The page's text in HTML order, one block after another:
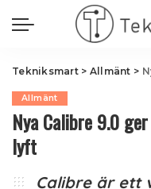
Tekniksmart> Allmänt >
Allmänt
Nya Calibre 9.0
lyft
Calibre är ett